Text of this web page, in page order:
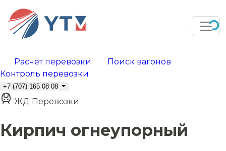
Расчет перевозки
Поиск вагонов
Контроль перевозки
+7 (707) 165 08 08
ЖД Перевозки
Кирпич огнеупорный